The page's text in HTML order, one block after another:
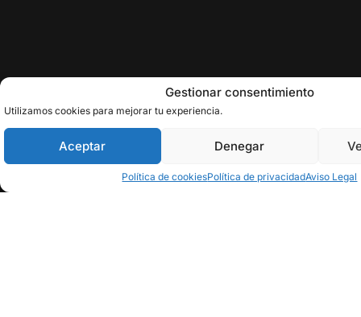
Gestionar consentimiento
Utilizamos cookies para mejorar tu experiencia.
Aceptar Denegar
Política de cookiesPolítica de privacidadAviso Legal